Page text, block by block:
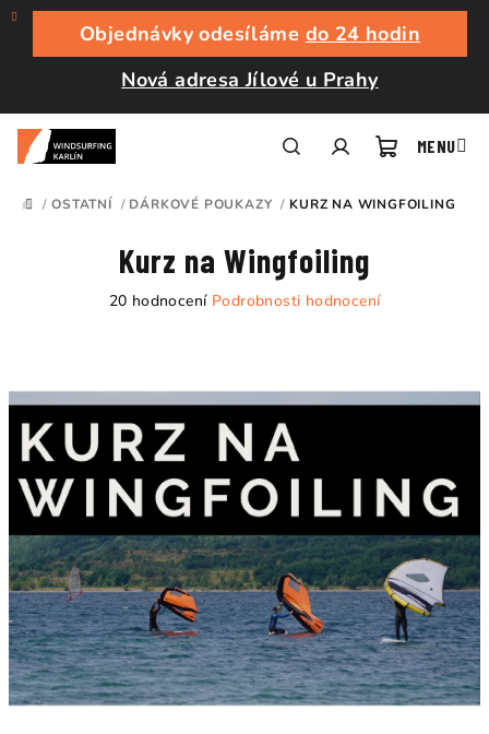
Přejít
obsah
Objednávky odesíláme do 24 hodin
Nová adresa Jílové u Prahy
DOMŮ
/ OSTATNÍ / DÁRKOVÉ POUKAZY / KURZ NA WINGFOILING
Kurz na Wingfoiling
Průměrné
4,4
z
5
hvězdiček.
20 hodnocení Podrobnosti hodnocení